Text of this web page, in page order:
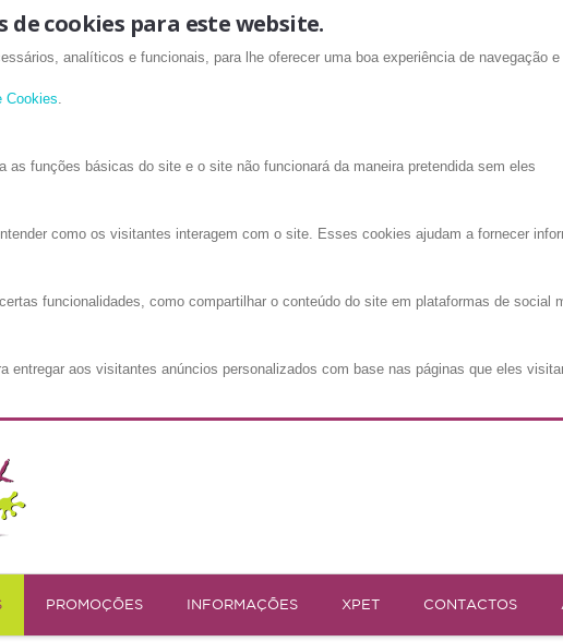
de cookies para este website.
analíticos e funcionais, para lhe oferecer uma boa experiência de navegação
Cookies.
as funções básicas do site e o site não funcionará da maneira pretendida sem eles
como os visitantes interagem com o site. Esses cookies ajudam a fornecer
funcionalidades, como compartilhar o conteúdo do site em plataformas de social
entregar aos visitantes anúncios personalizados com base nas páginas que eles
PROMOÇÕES INFORMAÇÕES XPET CONTACTOS